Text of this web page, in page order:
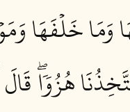
خَلۡفَهَا
هُزُوٗاۖ